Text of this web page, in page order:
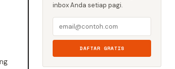
inbox Anda setiap pagi.
DAFTAR GRATIS